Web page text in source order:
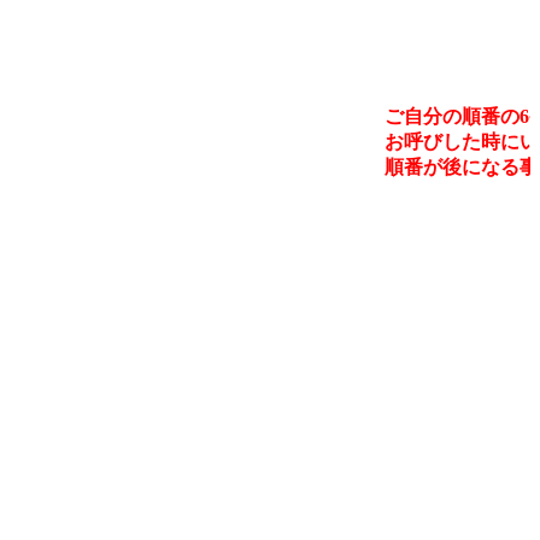
ご自分の順番の6
お呼びした時に
順番が後になる